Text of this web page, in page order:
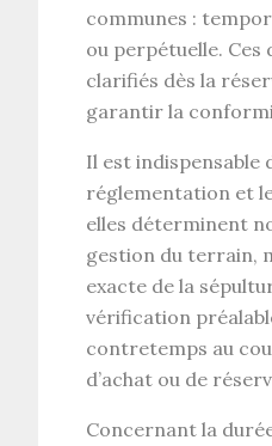
communes :
ou perpétuelle.
clarifiés dès la
garantir la
Il est indispensable
réglementation et
elles déterminent
gestion du terrain,
exacte de la
vérification
contretemps au
d’achat ou de
Concernant la